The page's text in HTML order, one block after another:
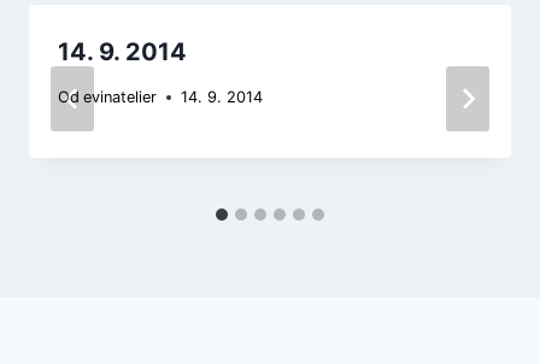
14. 9. 2014
Od evinatelier 14. 9. 2014